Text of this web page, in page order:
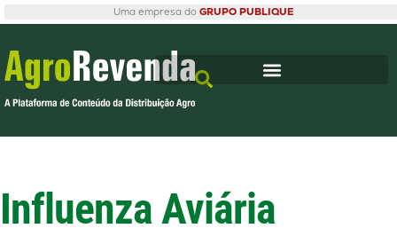
Uma empresa do GRUPO PUBLIQUE
Influenza Aviária